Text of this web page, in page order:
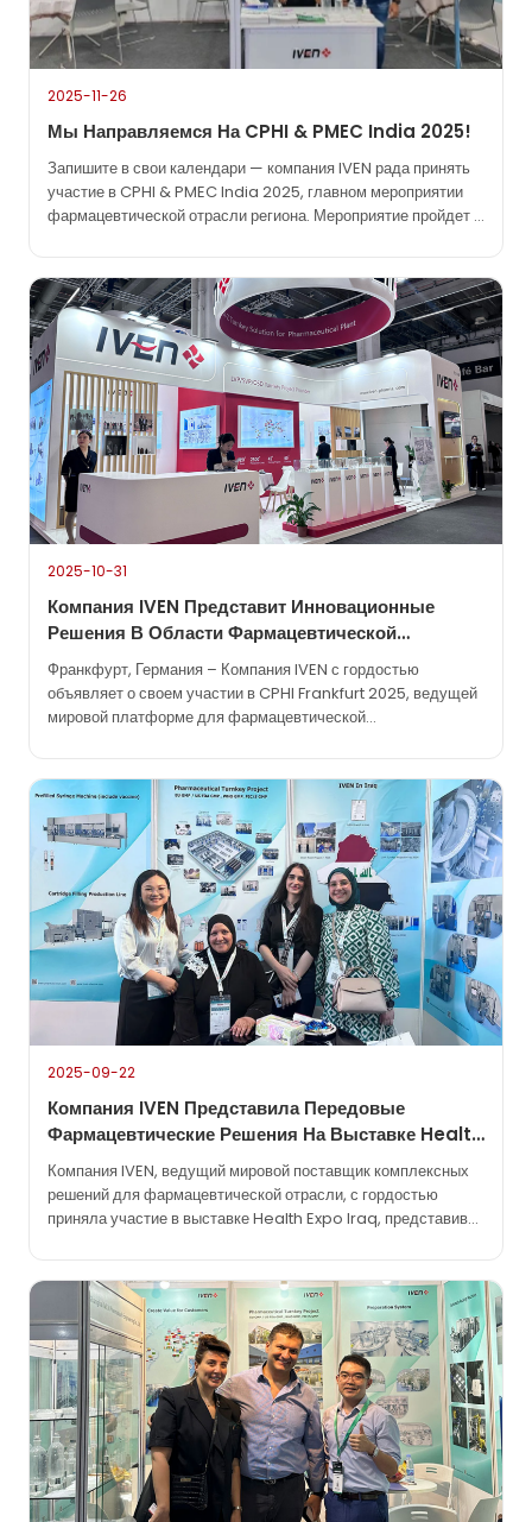
2025-11-26
Мы Направляемся На CPHI & PMEC India 2025!
Запишите в свои календари — компания IVEN рада принять
участие в CPHI & PMEC India 2025, главном мероприятии
фармацевтической отрасли региона. Мероприятие пройдет с
видеть вас там. Поскольку фармацевтический мир
развивается стремительно, мероприятия…
2025-10-31
Компания IVEN Представит Инновационные
Решения В Области Фармацевтической
Инженерии На Выставке CPHI Frankfurt 2025.
Франкфурт, Германия – Компания IVEN с гордостью
объявляет о своем участии в CPHI Frankfurt 2025, ведущей
мировой платформе для фармацевтической
Messe Frankfurt, соберет вместе новаторов,
производителей и ключевых игроков, формирующих
будущее разработки и производства лекарственных
препаратов. Как надежный партнер в фармацевтической
отрасли…
2025-09-22
Компания IVEN Представила Передовые
Фармацевтические Решения На Выставке Health
Expo Iraq.
Компания IVEN, ведущий мировой поставщик комплексных
решений для фармацевтической отрасли, с гордостью
приняла участие в выставке Health Expo Iraq, представив
IVEN продемонстрировала свои комплексные решения «под
ключ», охватывающие линии производства растворов для
внутривенного введения, линии производства твердых
лекарственных форм, системы наполнения шприцев и
передовые технологии водоподготовки. Обладая
многолетним опытом работы в более чем 70 странах…